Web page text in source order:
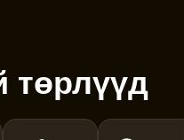
төрлүүд